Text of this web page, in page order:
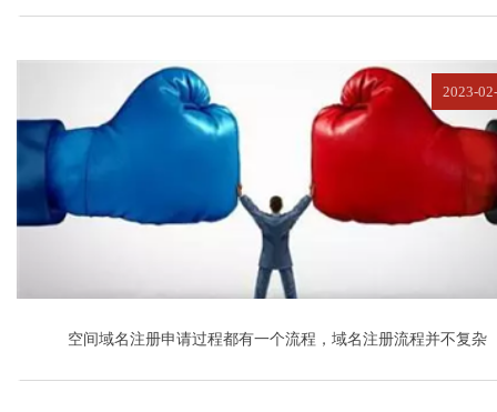
2023-
空间域名注册申请过程都有一个流程，域名注册流程并不复杂